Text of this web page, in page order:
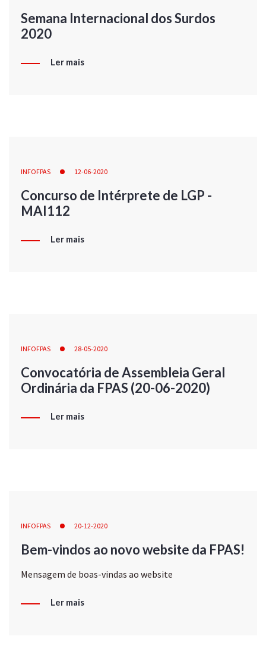
Semana Internacional dos Surdos
2020
Ler mais
INFOFPAS 12-06-2020
Concurso de Intérprete de LGP -
MAI112
Ler mais
INFOFPAS 28-05-2020
Convocatória de Assembleia Geral
Ordinária da FPAS (20-06-2020)
Ler mais
INFOFPAS 20-12-2020
Bem-vindos ao novo website da FPAS!
Mensagem de boas-vindas ao website
Ler mais